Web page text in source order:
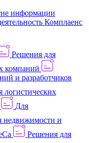
информации
Комплаенс
Решения для
компаний
и разработчиков
логистических
Для
недвижимости и
Решения для